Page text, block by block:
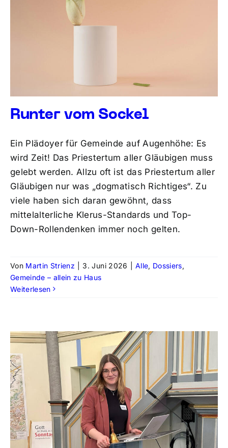
Runter vom Sockel
Ein Plädoyer für Gemeinde auf Augenhöhe: Es
wird Zeit! Das Priestertum aller Gläubigen muss
gelebt werden. Allzu oft ist das Priestertum aller
Gläubigen nur was „dogmatisch Richtiges“. Zu
viele haben sich daran gewöhnt, dass
mittelalterliche Klerus-Standards und Top-
Down-Rollendenken immer noch gelten.
Von Martin Strienz 3. Juni 2026 Alle, Dossiers,
Gemeinde – allein zu Haus
Weiterlesen